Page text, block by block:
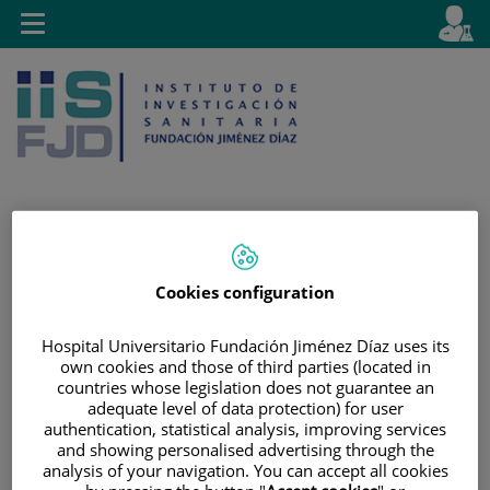
Jump to content
Active
en
Toggle
navigation
Cookies configuration
Hospital Universitario Fundación Jiménez Díaz uses its
own cookies and those of third parties (located in
countries whose legislation does not guarantee an
adequate level of data protection) for user
authentication, statistical analysis, improving services
and showing personalised advertising through the
analysis of your navigation. You can accept all cookies